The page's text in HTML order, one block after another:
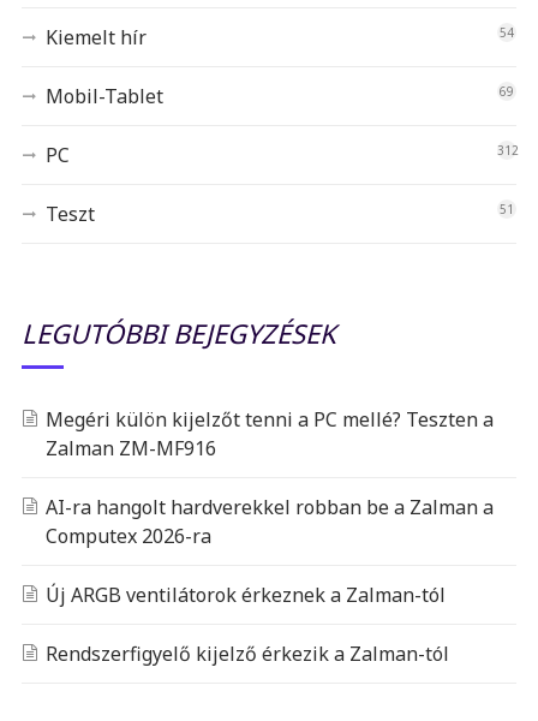
Kiemelt hír 54
Mobil-Tablet 69
PC 312
Teszt 51
LEGUTÓBBI BEJEGYZÉSEK
Megéri külön kijelzőt tenni a PC mellé? Teszten a
Zalman ZM-MF916
AI-ra hangolt hardverekkel robban be a Zalman a
Computex 2026-ra
Új ARGB ventilátorok érkeznek a Zalman-tól
Rendszerfigyelő kijelző érkezik a Zalman-tól